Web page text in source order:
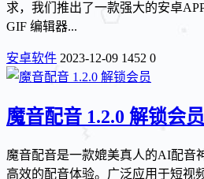
求，我们推出了一款强大的安卓
GIF 编辑器...
安卓软件 2023-12-09 1452 0
魔音配音 1.2.0 解锁会员
魔音配音是一款媲美真人的AI配音
高效的配音体验。广泛应用于短视